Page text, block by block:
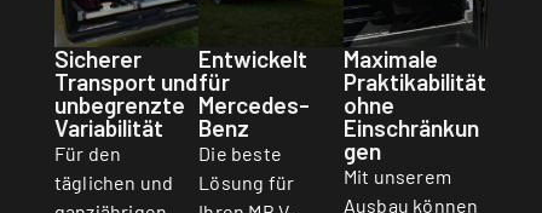
Sicherer
Transport und
unbegrenzte
Variabilität
Für den
täglichen und
Entwickelt
für
Mercedes-
Benz
Die beste
Lösung für
Maximale
Praktikabilität
ohne
Einschränkun
gen
Mit unserem
Ausbau können